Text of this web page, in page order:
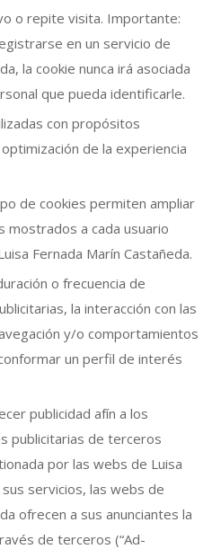
o repite visita. Importante:
en un servicio de
la cookie nunca irá asociada
que pueda identificarle.
con propósitos
de la experiencia
de cookies permiten ampliar
mostrados a cada usuario
Fernada Marín Castañeda.
o frecuencia de
la interacción con las
y/o comportamientos
un perfil de interés
publicidad afín a los
publicitarias de terceros
por las webs de Luisa
servicios, las webs de
ofrecen a sus anunciantes la
de terceros (“Ad-